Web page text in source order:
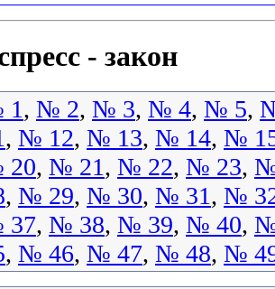
- закон
1, № 2, № 3, № 4, № 5,
, № 12, № 13, № 14, №
, № 21, № 22, № 23,
, № 29, № 30, № 31, №
, № 38, № 39, № 40,
, № 46, № 47, № 48, №